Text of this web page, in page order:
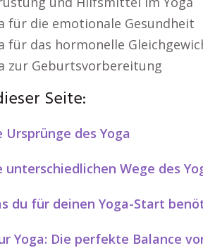
für die emotionale Gesundheit
für das hormonelle
zur Geburtsvorbereitung
Seite:
Ursprünge des Yoga
unterschiedlichen Wege des
du für deinen Yoga-Start
Yoga: Die perfekte Balance